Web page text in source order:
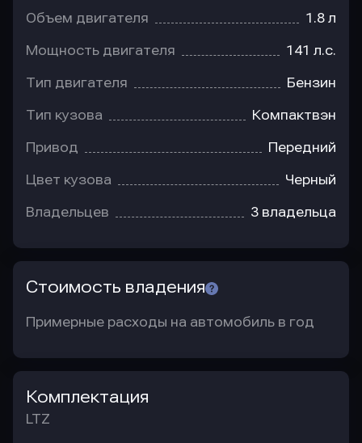
Объем двигателя 1.8 л
Мощность двигателя 141 л.с.
Тип двигателя Бензин
Тип кузова Компактвэн
Привод Передний
Цвет кузова Черный
Владельцев 3 владельца
Стоимость владения
Примерные расходы на автомобиль в год
Комплектация
LTZ